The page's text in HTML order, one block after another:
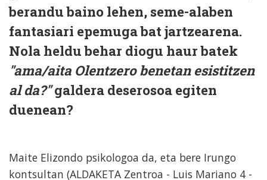
berandu baino lehen, seme-alaben
fantasiari epemuga bat jartzearena.
Nola heldu behar diogu haur batek
"ama/aita Olentzero benetan esistitzen
al da?"galdera deserosoa egiten
duenean?
Maite Elizondo psikologoa da, eta bere Irungo
kontsultan (ALDAKETA Zentroa - Luis Mariano 4 -